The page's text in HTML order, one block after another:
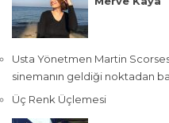
Usta Yönetmen Martin
sinemanın geldiği noktadan
Üç Renk Üçlemesi